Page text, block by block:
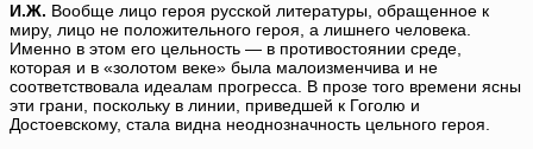
И.Ж. Вообще лицо героя русской литературы, обращенное к
миру, лицо не положительного героя, а лишнего человека.
Именно в этом его цельность — в противостоянии среде,
которая и в «золотом веке» была малоизменчива и не
соответствовала идеалам прогресса. В прозе того времени ясны
эти грани, поскольку в линии, приведшей к Гоголю и
Достоевскому, стала видна неоднозначность цельного героя.